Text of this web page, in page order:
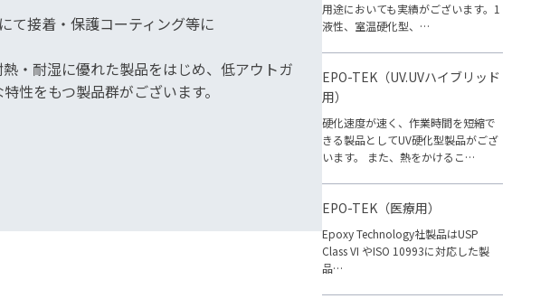
用途においても実績がございます。1
液性、室温硬化型、…
EPO-TEK（UV.UVハイブリッド
用）
硬化速度が速く、作業時間を短縮で
きる製品としてUV硬化型製品がござ
います。 また、熱をかけるこ…
EPO-TEK（医療用）
Epoxy Technology社製品はUSP
Class VI やISO 10993に対応した製
品…
て接着・保護コーティング等に
・耐湿に優れた製品をはじめ、低アウトガ
性をもつ製品群がございます。